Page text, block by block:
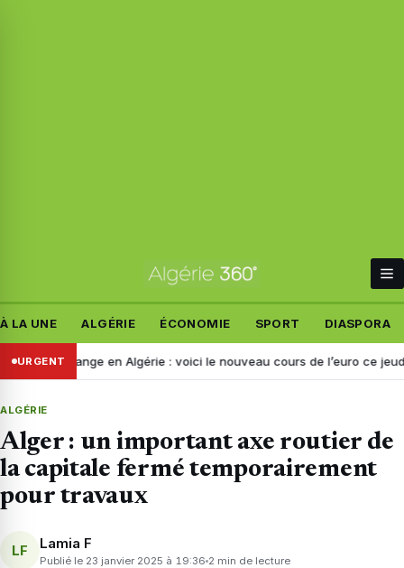
À LA UNE ALGÉRIE ÉCONOMIE SPORT DIASPORA
URGENT
change en Algérie : voici le nouveau cours de l’euro ce jeudi 6 août
ALGÉRIE
Alger : un important axe routier de
la capitale fermé temporairement
pour travaux
LF Lamia F
Publié le 23 janvier 2025 à 19:36 2 min de lecture